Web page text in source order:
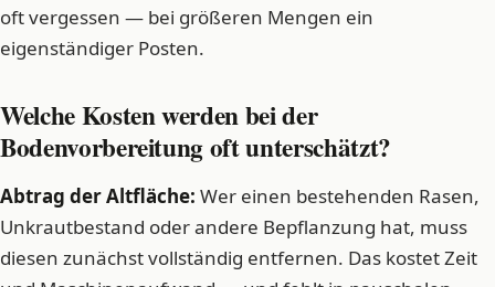
oft vergessen — bei größeren Mengen ein
eigenständiger Posten.
Welche Kosten werden bei der
Bodenvorbereitung oft unterschätzt?
Abtrag der Altfläche: Wer einen bestehenden Rasen,
Unkrautbestand oder andere Bepflanzung hat, muss
diesen zunächst vollständig entfernen. Das kostet Zeit